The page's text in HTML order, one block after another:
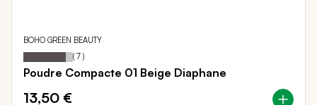
BOHO GREEN BEAUTY
Notation: 86
% of
( 7 )
Poudre Compacte 01 Beige Diaphane
13,50 €